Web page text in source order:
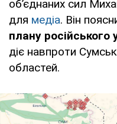
обʼєднаних сил
для медіа. Він
плану російського
діє навпроти
областей.